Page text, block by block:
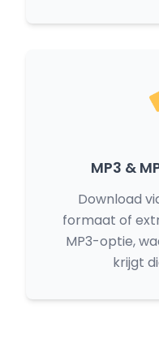
MP3 &
Download
formaat of
MP3-optie,
krijgt